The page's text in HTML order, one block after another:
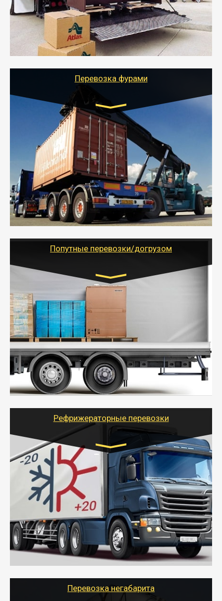
отдельном авто или догрузом (по меньшей
стоимости).
- Тайгер Логистик подберет автотранспорт, быстро и
качественно организует переезд к новому месту
службы или работы с гарантией сохранности груза и
оформлением документов, подтверждающих
Перевозка фурами
Транспорт:
Еврофура Тент от 5 до 10 тонн
грузоподъемность
от 10 000 руб. Возможен догруз
- Доставка фурой до 20 т возможна для больших
объемов грузов, упакованных в коробки, мешки,
паллеты и россыпью в самые отдаленные места
России с гарантией полной сохранности.
- Тайгер Логистик предоставляет услуги по
грузоперевозкам для физических и юридических лиц
Попутные перевозки/догрузом
Транспорт:
Газель (1,5 и 3 тонны), Бычок, Еврофура от 5 до
10 тонн
от 5000 руб. Возможен догруз
- Экономный способ доставить вещи от 200 кг в
другой город - догрузом или попутно. Попутные
грузоперевозки для физлиц, ИП и юрлиц обходятся
дешевле.
- Тайгер Логистик организует доставку
крупногабаритных и личных вещей по нужному
для погрузочно-разгрузочных работ при перевозке.
Рефрижераторные перевозки
Транспорт:
Газель (1,5 и 3 тонны), Бычок, Еврофура от 5 до
10 тонн
от 6000 руб.
- Рефрижераторные перевозки грузов с
соблюдением температурного режима, работающим
термописцем, санитарной обработкой кузова и мед.
книжкой у водителя.
- Тайгер Логистик поможет быстро перевезти
скоропортящиеся продукты в любой город России с
Перевозка негабарита